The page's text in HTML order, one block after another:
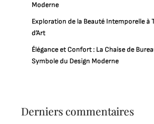
Moderne
Exploration de la Beauté Intemporelle à
d’Art
Élégance et Confort : La Chaise de
Symbole du Design Moderne
Derniers commentaires